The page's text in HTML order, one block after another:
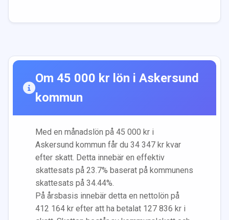
Om 45 000 kr lön i Askersund
kommun
Med en månadslön på 45 000 kr i
Askersund kommun får du 34 347 kr kvar
efter skatt. Detta innebär en effektiv
skattesats på 23.7% baserat på kommunens
skattesats på 34.44%.
På årsbasis innebär detta en nettolön på
412 164 kr efter att ha betalat 127 836 kr i